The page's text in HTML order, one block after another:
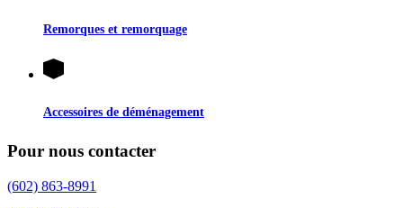
Remorques et remorquage
Accessoires de déménagement
Pour nous contacter
(602) 863-8991